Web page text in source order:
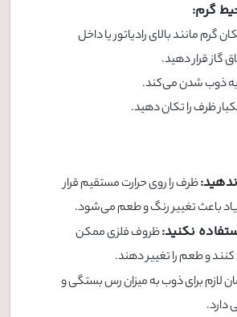
گرم:
گرم مانند بالای رادیاتور یا داخل
گاز قرار دهید.
به ذوب شدن می‌کند.
ظرف را تکان دهید.
ظرف را روی حرارت مستقیم قرار
زیاد باعث تغییر رنگ و طعم می‌شود.
نکنید:ظروف فلزی ممکن
و طعم را تغییر دهند.
لازم برای ذوب به میزان رس بستگی و